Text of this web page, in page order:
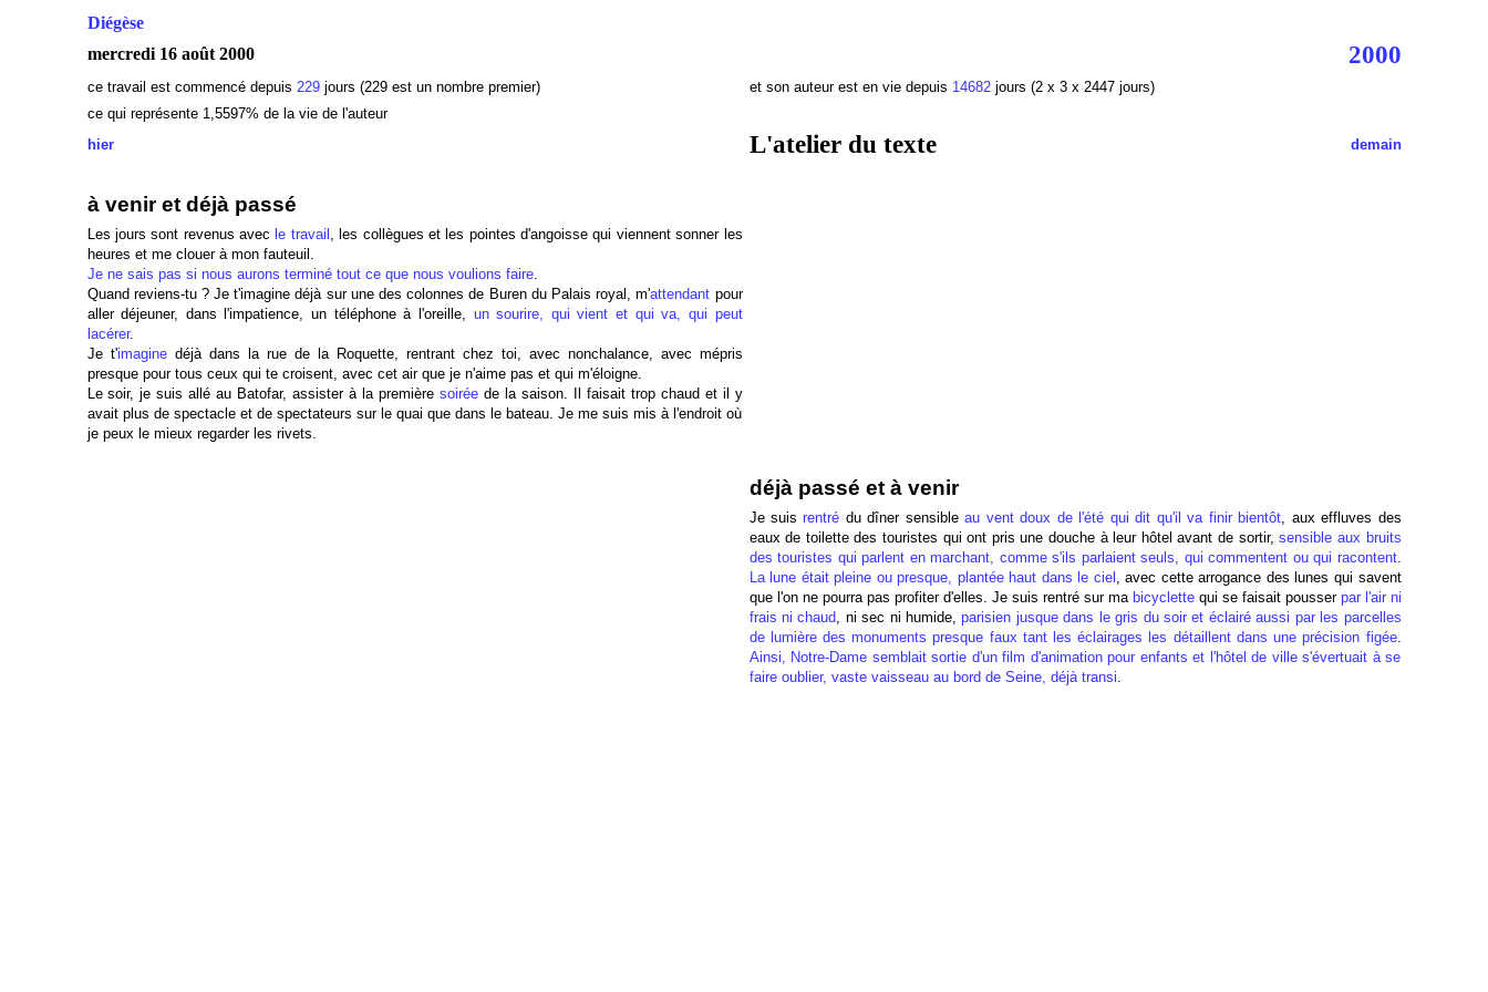
Diégèse
mercredi 16 août 2000
2000
ce travail est commencé depuis 229jours (229 est un nombre premier) et son auteur est en vie depuis 14682jours (2 x 3 x 2447 jours)
ce qui représente 1,5597% de la vie de l'auteur
hier
L'atelier du texte demain
à venir et déjà passé
Les jours sont revenus avec le travail , les collègues et les pointes d'angoisse qui viennent sonner les
heures et me clouer à mon fauteuil.
Je ne sais pas si nous aurons terminé tout ce que nous voulions faire.
Quand reviens-tu ? Je t'imagine déjà sur une des colonnes de Buren du Palais royal, m'attendant pour
aller déjeuner, dans l'impatience, un téléphone à l'oreille, un sourire, qui vient et qui va, qui peut
lacérer.
Je t'imaginedéjà dans la rue de la Roquette, rentrant chez toi, avec nonchalance, avec mépris
presque pour tous ceux qui te croisent, avec cet air que je n'aime pas et qui m'éloigne.
Le soir, je suis allé au Batofar, assister à la première soiréede la saison. Il faisait trop chaud et il y
avait plus de spectacle et de spectateurs sur le quai que dans le bateau. Je me suis mis à l'endroit où
je peux le mieux regarder les rivets.
déjà passé et à venir
Je suisrentré du dîner sensibleau vent doux de l'été qui dit qu'il va finir bientôt, aux effluves des
eaux de toilette des touristes qui ont pris une douche à leur hôtel avant de sortir,sensible aux bruits
des touristes qui parlent en marchant, comme s'ils parlaient seuls, qui commentent ou qui racontent.
La lune était pleine ou presque, plantée haut dans le ciel , avec cette arrogance des lunes qui savent
que l'on ne pourra pas profiter d'elles. Je suis rentré sur ma bicyclettequi se faisait pousser par l'air ni
frais ni chaud, ni sec ni humide,parisien jusque dans le gris du soir et éclairé aussi par les parcelles
de lumière des monuments presque faux tant les éclairages les détaillent dans une précision figée.
Ainsi, Notre-Dame semblait sortie d'un film d'animation pour enfants et l'hôtel de ville s'évertuait à se
faire oublier, vaste vaisseau au bord de Seine, déjà transi.